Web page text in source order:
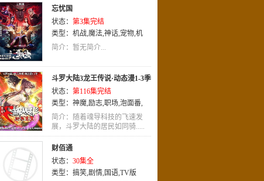
忘忧国
状态： 第3集完结
类型： 机战,魔法,神话,宠物,机
械,国语,奇幻,动作
简介：暂无简介...
斗罗大陆3龙王传说·动态漫1-3季
状态： 第116集完结
类型： 神魔,励志,职场,泡面番,
亲情,国语,动画
简介：随着魂导科技的飞速发
展，斗罗大陆的居民如同骑.....
财佰通
状态： 30集全
类型： 搞笑,剧情, 国语,TV版